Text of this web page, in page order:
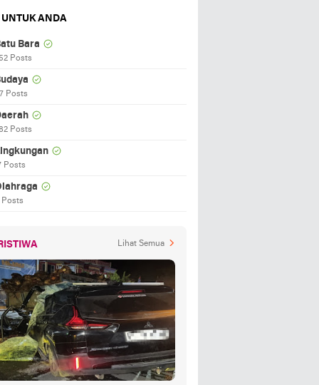
UNTUK ANDA
Bara
Posts
Posts
Posts
Posts
Posts
Lihat Semua